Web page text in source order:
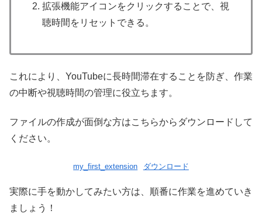
拡張機能アイコンをクリックすることで、視
聴時間をリセットできる。
これにより、YouTubeに長時間滞在することを防ぎ、作業
の中断や視聴時間の管理に役立ちます。
ファイルの作成が面倒な方はこちらからダウンロードして
ください。
my_first_extension ダウンロード
実際に手を動かしてみたい方は、順番に作業を進めていき
ましょう！